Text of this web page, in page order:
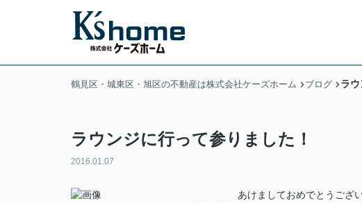
鶴見区・城東区・旭区の不動産は株式会社ケーズホーム ブログ ラ
ラウンジに行って参りました！
2016.01.07
あけましておめでとうござ